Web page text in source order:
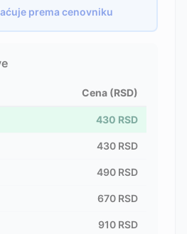
prema cenovniku
Cena (RSD)
430 RSD
430 RSD
490 RSD
670 RSD
910 RSD